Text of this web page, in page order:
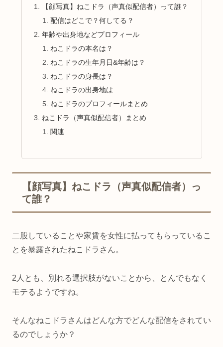
【顔写真】ねこドラ（声真似配信者）って誰？
配信はどこで？何してる？
年齢や出身地などプロフィール
ねこドラの本名は？
ねこドラの生年月日&年齢は？
ねこドラの身長は？
ねこドラの出身地は
ねこドラのプロフィールまとめ
ねこドラ（声真似配信者）まとめ
関連
【顔写真】ねこドラ（声真似配信者）っ
て誰？
二股していることや家賃を女性に払ってもらっているこ
とを暴露されたねこドラさん。
2人とも、別れる選択肢がないことから、とんでもなく
モテるようですね。
そんなねこドラさんはどんな方でどんな配信をされてい
るのでしょうか？